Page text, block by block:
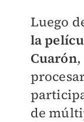
Luego
la
Cuarón,
de